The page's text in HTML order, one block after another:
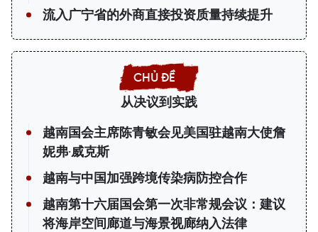
流入广宁省的外商直接投资质量持续提升
从决议到实践
越南国会主席陈青敏会见美国驻越南大使詹
妮弗·威克斯
越南与中国加强跨境传染病防控合作
越南第十六届国会第一次非常规会议：建议
将海岸空间廊道与海景视廊纳入法律